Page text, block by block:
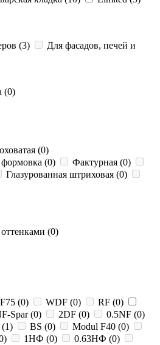
(3)
Для фасадов, печей и
(0)
(0)
(0) Фактурная (0)
Глазурованная штриховая (0)
(0)
(0) WDF (0) RF (0)
Spar(0) 2DF (0) 0.5NF (0)
(1) BS (0) Modul F40 (0)
) 1НФ (0) 0.63НФ (0)